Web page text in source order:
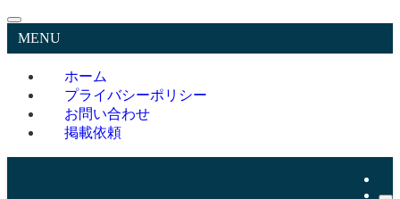
MENU
ホーム
プライバシーポリシー
お問い合わせ
掲載依頼